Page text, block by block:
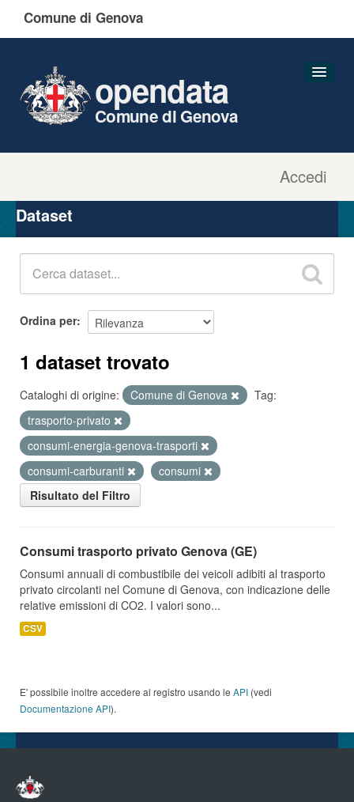
Comune di Genova
Accedi
opendata
Comune di Genova
Organizzazioni
Gruppi
Dataset
Ordina per
1 dataset trovato
Cataloghi di origine: Comune di Genova
Tag:
trasporto-privato
consumi-energia-genova-trasporti
consumi-carburanti
consumi
Risultato del Filtro
Consumi trasporto privato Genova (GE)
Consumi annuali di combustibile dei veicoli adibiti al trasporto
privato circolanti nel Comune di Genova, con indicazione delle
relative emissioni di CO2. I valori sono...
CSV
E' possibile inoltre accedere al registro usando le API (vedi
Documentazione API).